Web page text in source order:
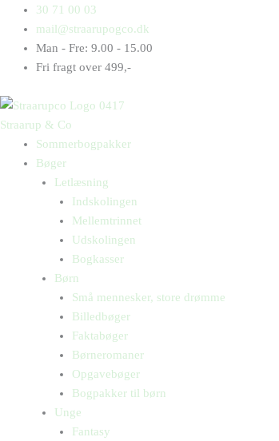
indholdet
30 71 00 03
mail@straarupogco.dk
Man - Fre: 9.00 - 15.00
Fri fragt over 499,-
Straarup & Co
Sommerbogpakker
Bøger
Letlæsning
Indskolingen
Mellemtrinnet
Udskolingen
Bogkasser
Børn
Små mennesker, store drømme
Billedbøger
Faktabøger
Børneromaner
Opgavebøger
Bogpakker til børn
Unge
Fantasy
Products
search
Products
search